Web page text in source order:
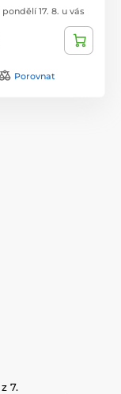
pondělí 17. 8. u vás
Porovnat
7.